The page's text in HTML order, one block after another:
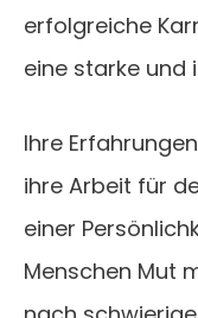
erfolgreiche
eine starke und
Ihre
ihre Arbeit für
einer
Menschen Mut